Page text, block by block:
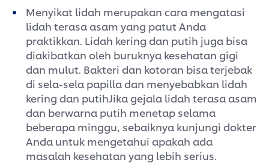
Menyikat lidah merupakan cara mengatasi
lidah terasa asam yang patut Anda
praktikkan. Lidah kering dan putih juga bisa
diakibatkan oleh buruknya kesehatan gigi
dan mulut. Bakteri dan kotoran bisa terjebak
di sela-sela papilla dan menyebabkan lidah
kering dan putihJika gejala lidah terasa asam
dan berwarna putih menetap selama
beberapa minggu, sebaiknya kunjungi dokter
Anda untuk mengetahui apakah ada
masalah kesehatan yang lebih serius.